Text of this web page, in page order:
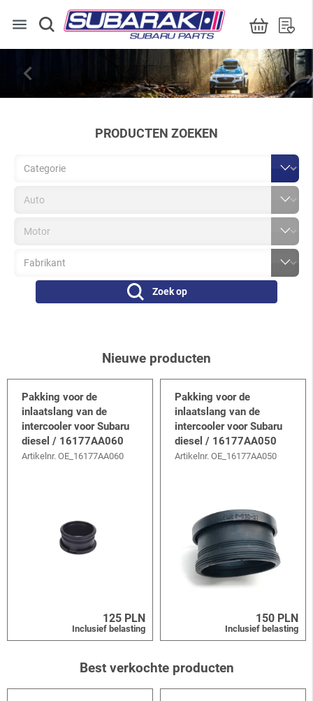
menu
 
PRODUCTEN ZOEKEN
Zoek op
Nieuwe producten
Pakking voor de
inlaatslang van de
intercooler voor Subaru
diesel / 16177AA060
Artikelnr. OE_16177AA060
125 PLN
Inclusief belasting
Pakking voor de
inlaatslang van de
intercooler voor Subaru
diesel / 16177AA050
Artikelnr. OE_16177AA050
150 PLN
Inclusief belasting
Best verkochte producten